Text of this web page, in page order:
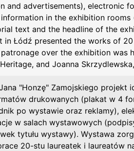
and advertisements), electronic
in the exhibition
text and the headline of the
in Łódź presented the works of
over the exhibition was
and Joanna
"Honzę" Zamojskiego projekt
drukowanych (plakat w 4
po wystawie oraz reklamy),
w salach wystawowych
tytułu wystawy). Wystawa
20-stu laureatek i laureatów